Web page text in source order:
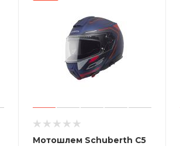
Мотошлем Schuberth C5